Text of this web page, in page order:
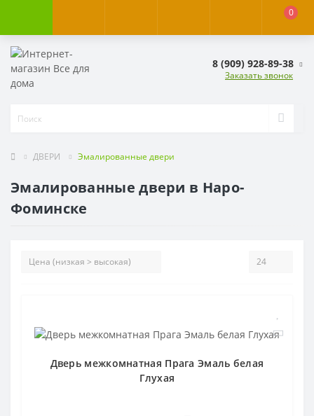
0
8 (909) 928-89-38
Заказать звонок
ДВЕРИ Эмалированные двери
Эмалированные двери в Наро-
Фоминске
Дверь межкомнатная Прага Эмаль белая
Глухая